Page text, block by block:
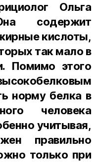
Ольга
содержит
кислоты,
так мало в
Помимо этого
норму белка в
человека
учитывая,
правильно
только при